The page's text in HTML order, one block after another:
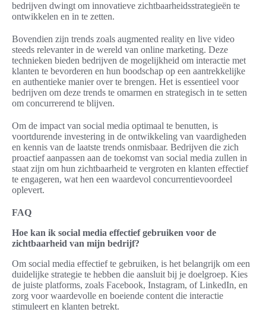
bedrijven dwingt om innovatieve zichtbaarheidsstrategieën te
ontwikkelen en in te zetten.
Bovendien zijn trends zoals augmented reality en live video
steeds relevanter in de wereld van online marketing. Deze
technieken bieden bedrijven de mogelijkheid om interactie met
klanten te bevorderen en hun boodschap op een aantrekkelijke
en authentieke manier over te brengen. Het is essentieel voor
bedrijven om deze trends te omarmen en strategisch in te setten
om concurrerend te blijven.
Om de impact van social media optimaal te benutten, is
voortdurende investering in de ontwikkeling van vaardigheden
en kennis van de laatste trends onmisbaar. Bedrijven die zich
proactief aanpassen aan de toekomst van social media zullen in
staat zijn om hun zichtbaarheid te vergroten en klanten effectief
te engageren, wat hen een waardevol concurrentievoordeel
oplevert.
FAQ
Hoe kan ik social media effectief gebruiken voor de
zichtbaarheid van mijn bedrijf?
Om social media effectief te gebruiken, is het belangrijk om een
duidelijke strategie te hebben die aansluit bij je doelgroep. Kies
de juiste platforms, zoals Facebook, Instagram, of LinkedIn, en
zorg voor waardevolle en boeiende content die interactie
stimuleert en klanten betrekt.